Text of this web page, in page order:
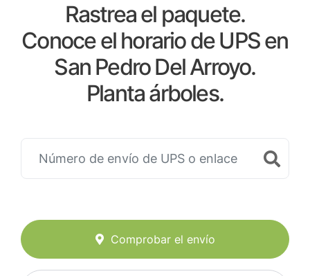
Rastrea el paquete.
Conoce el horario de UPS en
San Pedro Del Arroyo.
Planta árboles.
Comprobar el envío